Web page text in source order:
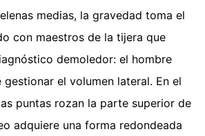
medias, la gravedad toma el
con maestros de la tijera que
demoledor: el hombre
el volumen lateral. En el
puntas rozan la parte superior de
adquiere una forma redondeada